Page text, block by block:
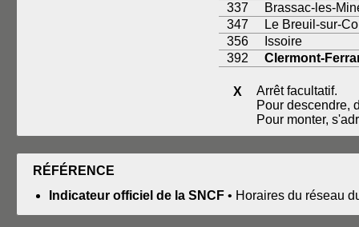
337
Brassac-les-
347
Le Breuil-sur-
356
Issoire
392
Clermont-
X
Arrêt facultatif.
Pour descendre,
Pour monter,
RÉFÉRENCE
Indicateur officiel de la SNCF • Horaires du réseau